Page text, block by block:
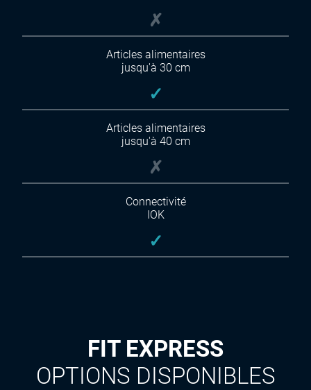
✗
Articles alimentaires
jusqu'à 30 cm
✓
Articles alimentaires
jusqu'à 40 cm
✗
Connectivité
IOK
✓
FIT EXPRESS
OPTIONS DISPONIBLES